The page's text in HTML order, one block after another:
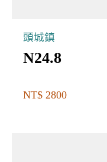
頭城鎮
N24.8
NT$ 2800